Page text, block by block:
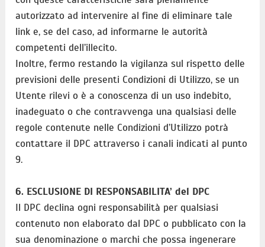
autorizzato ad intervenire al fine di eliminare tale
link e, se del caso, ad informarne le autorità
competenti dell’illecito.
Inoltre, fermo restando la vigilanza sul rispetto delle
previsioni delle presenti Condizioni di Utilizzo, se un
Utente rilevi o è a conoscenza di un uso indebito,
inadeguato o che contravvenga una qualsiasi delle
regole contenute nelle Condizioni d’Utilizzo potrà
contattare il DPC attraverso i canali indicati al punto
9.
6. ESCLUSIONE DI RESPONSABILITA’ del DPC
Il DPC declina ogni responsabilità per qualsiasi
contenuto non elaborato dal DPC o pubblicato con la
sua denominazione o marchi che possa ingenerare